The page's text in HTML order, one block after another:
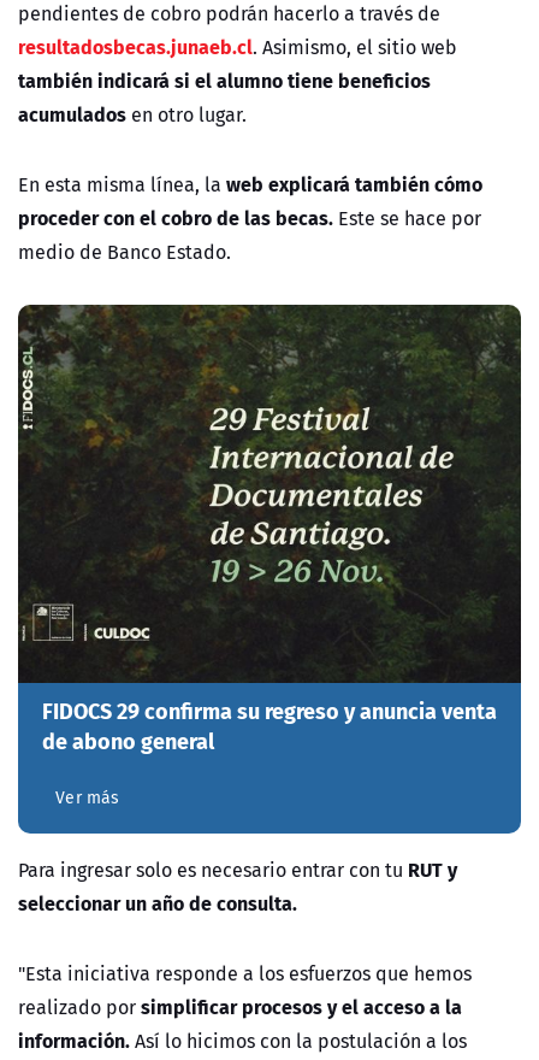
pendientes de cobro podrán hacerlo a través de
resultadosbecas.junaeb.cl. Asimismo, el sitio web
también indicará si el alumno tiene beneficios
acumulados en otro lugar.
En esta misma línea, la web explicará también cómo
proceder con el cobro de las becas. Este se hace por
medio de Banco Estado.
FIDOCS 29 confirma su regreso y anuncia venta
de abono general
Ver más
Para ingresar solo es necesario entrar con tu RUT y
seleccionar un año de consulta.
"Esta iniciativa responde a los esfuerzos que hemos
realizado porsimplificar procesos y el acceso a la
información.Así lo hicimos con la postulación a los